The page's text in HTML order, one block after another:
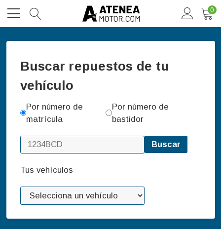
0
Buscar repuestos de tu
vehículo
Por número de
matrícula
Por número de
bastidor
Buscar
Tus vehículos